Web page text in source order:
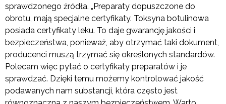
sprawdzonego źródła. „Preparaty dopuszczone do
obrotu, mają specjalne certyfikaty. Toksyna botulinowa
posiada certyfikaty leku. To daje gwarancję jakości i
bezpieczeństwa, ponieważ, aby otrzymać taki dokument,
producenci muszą trzymać się określonych standardów.
Polecam więc pytać o certyfikaty preparatów i je
sprawdzać. Dzięki temu możemy kontrolować jakość
podawanych nam substancji, która często jest